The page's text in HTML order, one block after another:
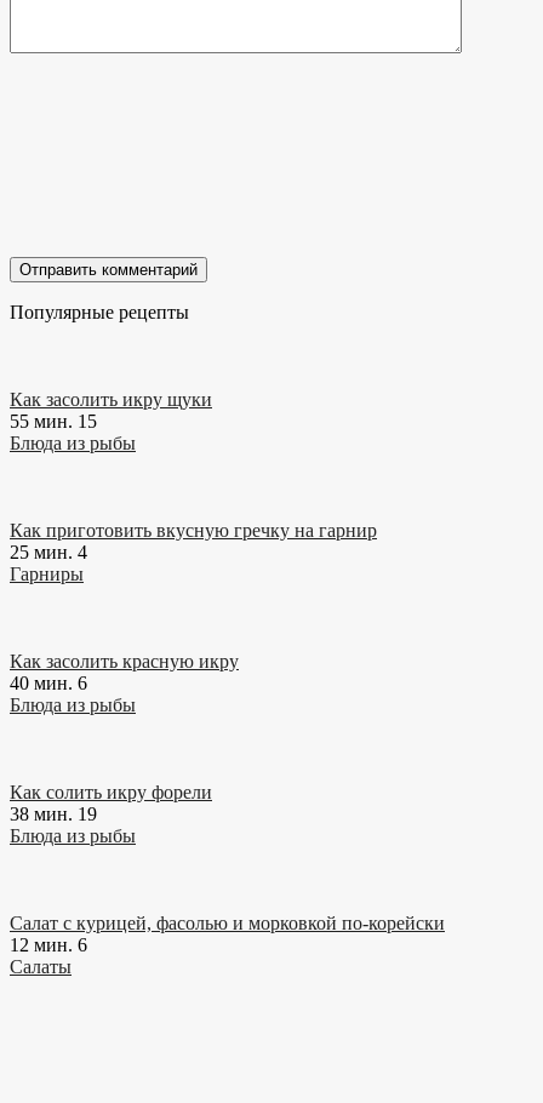
Популярные рецепты
Как засолить икру щуки
55 мин. 15
Блюда из рыбы
Как приготовить вкусную гречку на гарнир
25 мин. 4
Гарниры
Как засолить красную икру
40 мин. 6
Блюда из рыбы
Как солить икру форели
38 мин. 19
Блюда из рыбы
Салат с курицей, фасолью и морковкой по-корейски
12 мин. 6
Салаты